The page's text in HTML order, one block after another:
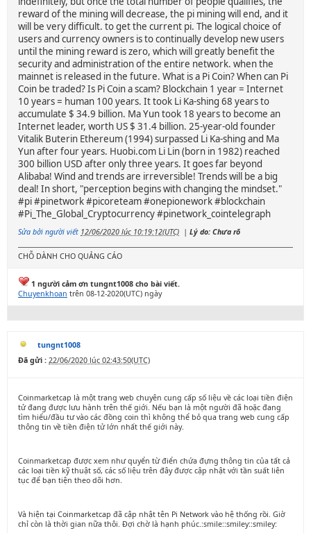
reward of the mining will decrease, the pi mining will end, and it
will be very difficult. to get the current pi. The logical choice of
users and currency owners is to continually develop new users
until the mining reward is zero, which will greatly benefit the
security and administration of the entire network. when the
mainnet is released in the future. What is a Pi Coin? When can Pi
Coin be traded? Is Pi Coin a scam? Blockchain 1 year = Internet
10 years = human 100 years. It took Li Ka-shing 68 years to
accumulate $ 34.9 billion. Ma Yun took 18 years to become an
Internet leader, worth US $ 31.4 billion. 25-year-old founder
Vitalik Buterin Ethereum (1994) surpassed Li Ka-shing and Ma
Yun after four years. Huobi.com Li Lin (born in 1982) reached
300 billion USD after only three years. It goes far beyond
Alibaba! Wind and trends are irreversible! Trends will be a big
deal! In short, "perception begins with changing the mindset."
#pi #pinetwork #picoreteam #onepionework #blockchain
#Pi_The_Global_Cryptocurrency #pinetwork_cointelegraph
Sửa bởi người viết 12/06/2020 lúc 10:19:12(UTC) | Lý do: Chưa rõ
CHỖ DÀNH CHO QUẢNG CÁO
1 người cảm ơn tungnt1008 cho bài viết.
Chuyenkhoan trên 08-12-2020(UTC) ngày
tungnt1008
Đã gửi : 22/06/2020 lúc 02:43:50(UTC)
Coinmarketcap là một trang web chuyên cung cấp số liệu về các loại tiền điện
tử đang được lưu hành trên thế giới. Nếu bạn là một người đã hoặc đang
tìm hiểu/đầu tư vào các đồng coin thì không thể bỏ qua trang web cung cấp
thông tin về tiền điện tử lớn nhất thế giới này.
Coinmarketcap được xem như quyển từ điển chứa đựng thông tin của tất cả
các loại tiền kỹ thuật số, các số liệu trên đây được cập nhật với tần suất liên
tục để bạn tiện theo dõi hơn.
Và hiện tại Coinmarketcap đã cập nhật tên Pi Network vào hệ thống rồi. Giờ
chỉ còn là thời gian nữa thôi. Đợi chờ là hạnh phúc.:smile::smiley::smiley: